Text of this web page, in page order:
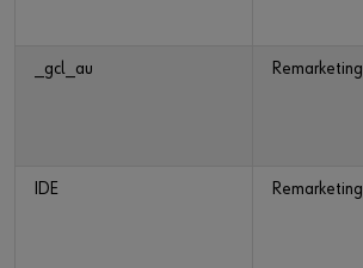
_gcl_au Remarketing
IDE Remarketing